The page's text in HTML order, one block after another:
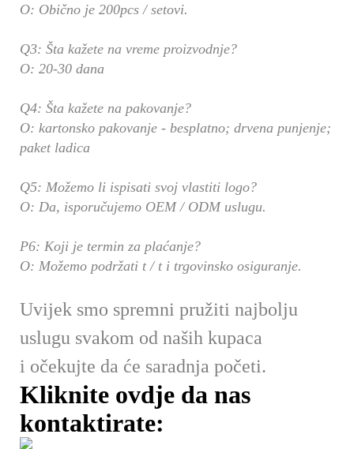
O: Obično je 200pcs / setovi.
Q3: Šta kažete na vreme proizvodnje?
O: 20-30 dana
Q4: Šta kažete na pakovanje?
O: kartonsko pakovanje - besplatno; drvena punjenje;
paket ladica
Q5: Možemo li ispisati svoj vlastiti logo?
O: Da, isporučujemo OEM / ODM uslugu.
P6: Koji je termin za plaćanje?
O: Možemo podržati t / t i trgovinsko osiguranje.
Uvijek smo spremni pružiti najbolju
uslugu svakom od naših kupaca
i očekujte da će saradnja početi.
Kliknite ovdje da nas
kontaktirate: